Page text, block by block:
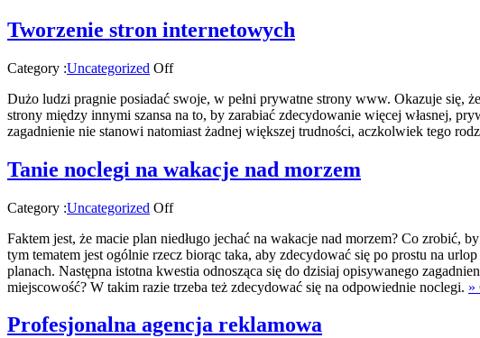
Tworzenie stron internetowych
Category :Uncategorized Off
Dużo ludzi pragnie posiadać swoje, w pełni prywatne strony www. Okazuje się,
strony między innymi szansa na to, by zarabiać zdecydowanie więcej własnej,
zagadnienie nie stanowi natomiast żadnej większej trudności, aczkolwiek tego
Tanie noclegi na wakacje nad morzem
Category :Uncategorized Off
Faktem jest, że macie plan niedługo jechać na wakacje nad morzem? Co zrobić,
tym tematem jest ogólnie rzecz biorąc taka, aby zdecydować się po prostu na
planach. Następna istotna kwestia odnosząca się do dzisiaj opisywanego
miejscowość? W takim razie trzeba też zdecydować się na odpowiednie noclegi. »
Profesjonalna agencja reklamowa